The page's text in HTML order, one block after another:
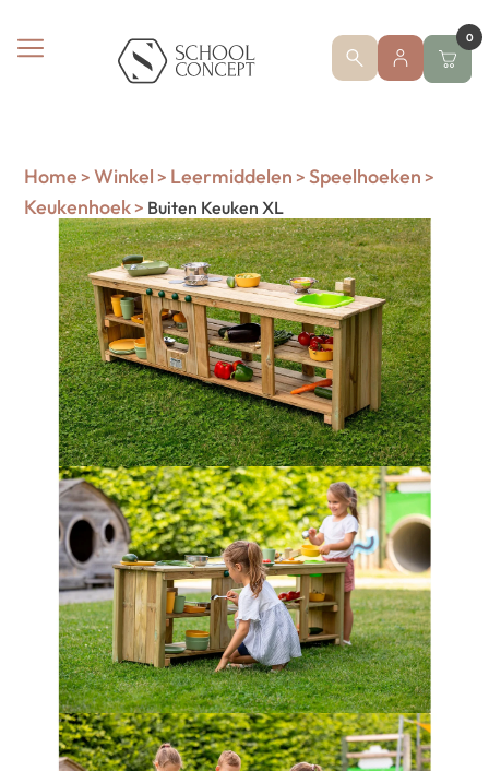
0
Home > Winkel > Leermiddelen > Speelhoeken >
Keukenhoek> Buiten Keuken XL